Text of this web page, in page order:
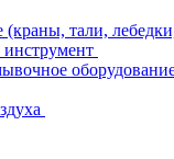
(краны, тали,
инструмент